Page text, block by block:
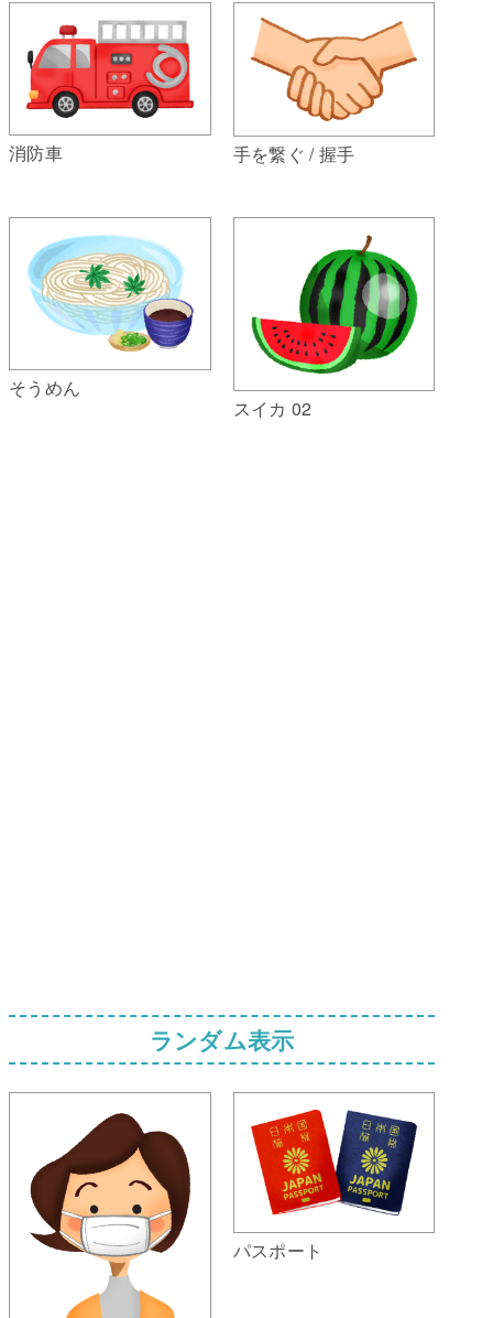
消防車 手を繋ぐ / 握手
そうめん
スイカ 02
ランダム表示
パスポート